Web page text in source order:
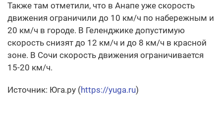
Также там отметили, что в Анапе уже скорость
движения ограничили до 10 км/ч по набережным и
20 км/ч в городе. В Геленджике допустимую
скорость снизят до 12 км/ч и до 8 км/ч в красной
зоне. В Сочи скорость движения ограничивается
15-20 км/ч.
Источник: Юга.ру (https://yuga.ru)